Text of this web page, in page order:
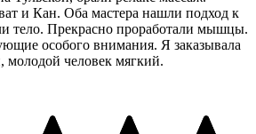
и Кан. Оба мастера нашли подход к
тело. Прекрасно проработали мышцы.
особого внимания. Я заказывала
молодой человек мягкий.